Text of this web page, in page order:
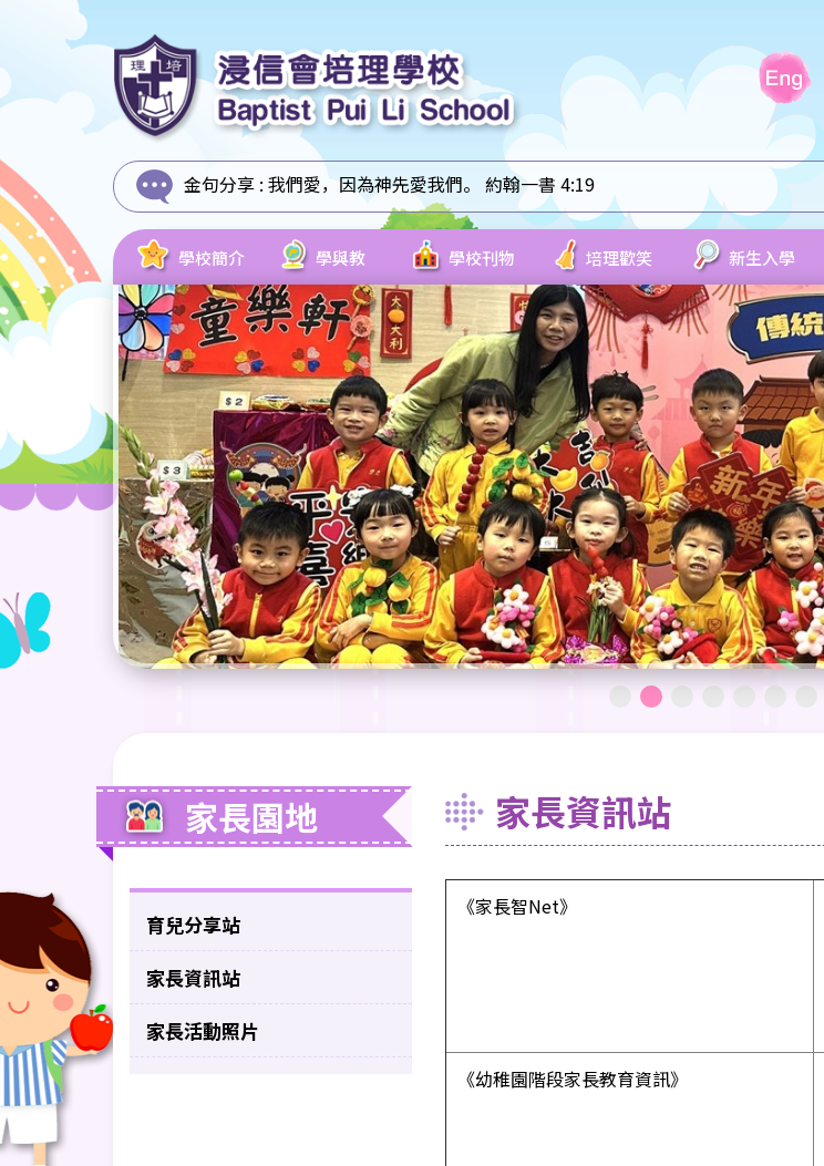
金句分享 : 我們愛，因為神先愛我們。 約翰一書 4:19
學校簡介 學與教 學校刊物 培理歡笑 新生入學
家長園地
育兒分享站
家長資訊站
家長活動照片
家長資訊站
《家長智Net》
《幼稚園階段家長教育資訊》